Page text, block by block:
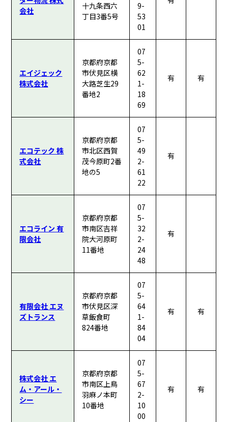
会社
十九条西六
丁目3番5号
9-
53
01
エイジェック
株式会社
京都府京都
市伏見区横
大路芝生29
番地2
07
5-
62
1-
18
69
有 有
エコテック 株
式会社
京都府京都
市北区西賀
茂今原町2番
地の5
07
5-
49
2-
61
22
有
エコライン 有
限会社
京都府京都
市南区吉祥
院大河原町
11番地
07
5-
32
2-
24
48
有
有限会社 エヌ
ズトランス
京都府京都
市伏見区深
草飯食町
824番地
07
5-
64
1-
84
04
有 有
株式会社 エ
ム・アール・
シー
京都府京都
市南区上鳥
羽麻ノ本町
10番地
07
5-
67
2-
10
00
有 有